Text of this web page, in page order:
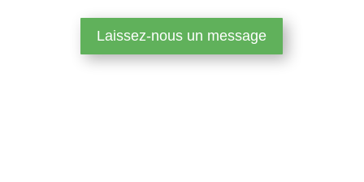
Laissez-nous un message